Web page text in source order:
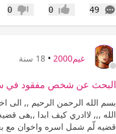
49
التعليقات إعجاب0 عدم إعجاب
0
غيم2000 • 18 سنة
البحث عن شخص مفقود في
بسم الله الرحمن الرحيم ,, الى
الله ,,, لاادري كيف ابدا ,,هى
قضيه لّم شمل اسره واخوان